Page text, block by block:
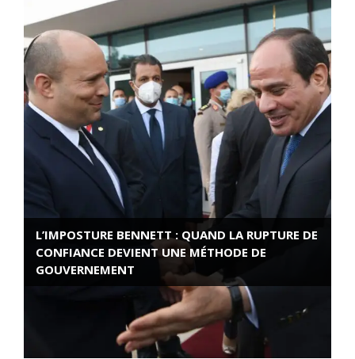
L’IMPOSTURE BENNETT : QUAND LA RUPTURE DE
CONFIANCE DEVIENT UNE MÉTHODE DE
GOUVERNEMENT
ROSE VALLAND, HEROÏNE DE LA RESISTANCE